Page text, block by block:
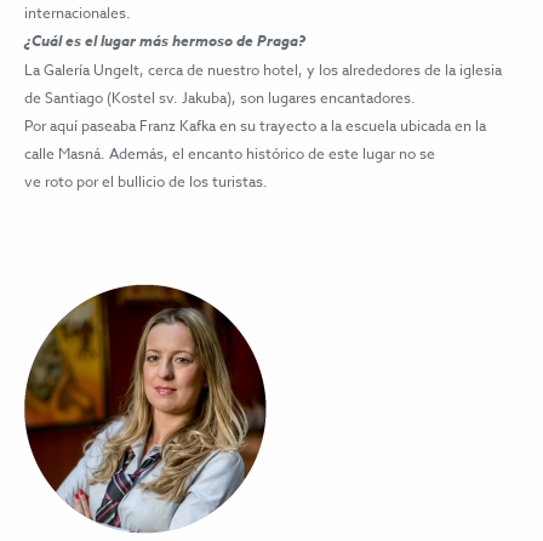
internacionales.
¿Cuál es el lugar más hermoso de Praga?
La Galería Ungelt, cerca de nuestro hotel, y los alrededores de la iglesia
de Santiago (Kostel sv. Jakuba), son lugares encantadores.
Por aquí paseaba Franz Kafka en su trayecto a la escuela ubicada en la
calle Masná. Además, el encanto histórico de este lugar no se
ve roto por el bullicio de los turistas.